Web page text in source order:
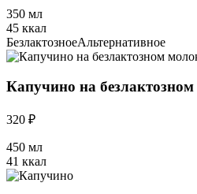
350 мл
45 ккал
БезлактозноеАльтернативное
Капучино на
320 ₽
450 мл
41 ккал